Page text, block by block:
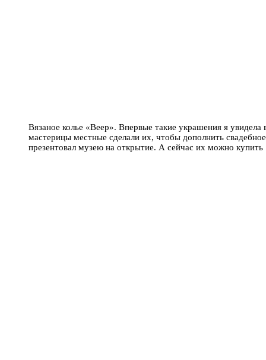
Вязаное колье «Веер». Впервые такие украшения я
мастерицы местные сделали их, чтобы дополнить
презентовал музею на открытие. А сейчас их можно купить